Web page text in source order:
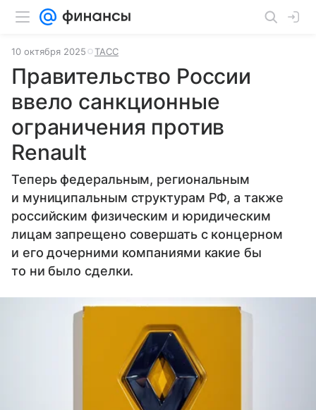
10 октября 2025 ТАСС
Правительство России
ввело санкционные
ограничения против
Renault
Теперь федеральным, региональным
и муниципальным структурам РФ, а также
российским физическим и юридическим
лицам запрещено совершать с концерном
и его дочерними компаниями какие бы
то ни было сделки.